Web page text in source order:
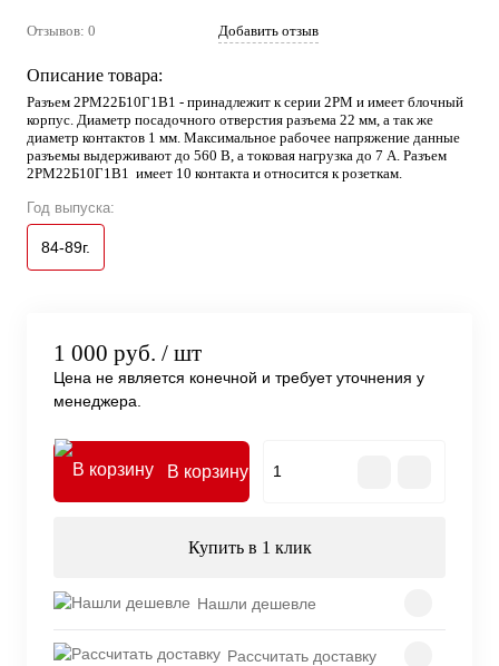
Отзывов: 0 Добавить отзыв
Описание товара:
Разъем 2РМ22Б10Г1В1 - принадлежит к серии 2РМ и имеет блочный
корпус. Диаметр посадочного отверстия разъема 22 мм, а так же
диаметр контактов 1 мм. Максимальное рабочее напряжение данные
разъемы выдерживают до 560 В, а токовая нагрузка до 7 А. Разъем
2РМ22Б10Г1В1 имеет 10 контакта и относится к розеткам.
Год выпуска:
84-89г.
1 000 руб. / шт
Цена не является конечной и требует уточнения у
менеджера.
В корзину
Купить в 1 клик
Нашли дешевле
Рассчитать доставку